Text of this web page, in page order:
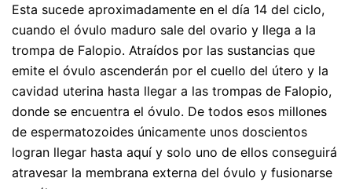
Esta sucede aproximadamente en el día 14 del ciclo,
cuando el óvulo maduro sale del ovario y llega a la
trompa de Falopio. Atraídos por las sustancias que
emite el óvulo ascenderán por el cuello del útero y la
cavidad uterina hasta llegar a las trompas de Falopio,
donde se encuentra el óvulo. De todos esos millones
de espermatozoides únicamente unos doscientos
logran llegar hasta aquí y solo uno de ellos conseguirá
atravesar la membrana externa del óvulo y fusionarse